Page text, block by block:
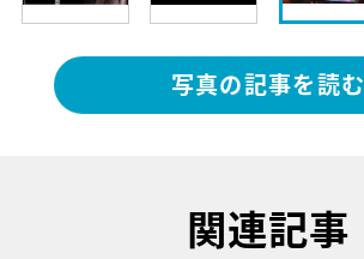
写真の記事を読む
関連記事